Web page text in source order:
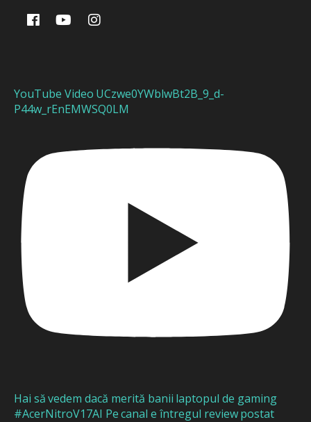
YouTube Video UCzwe0YWblwBt2B_9_d-
P44w_rEnEMWSQ0LM
Hai să vedem dacă merită banii laptopul de gaming
#AcerNitroV17AI Pe canal e întregul review postat